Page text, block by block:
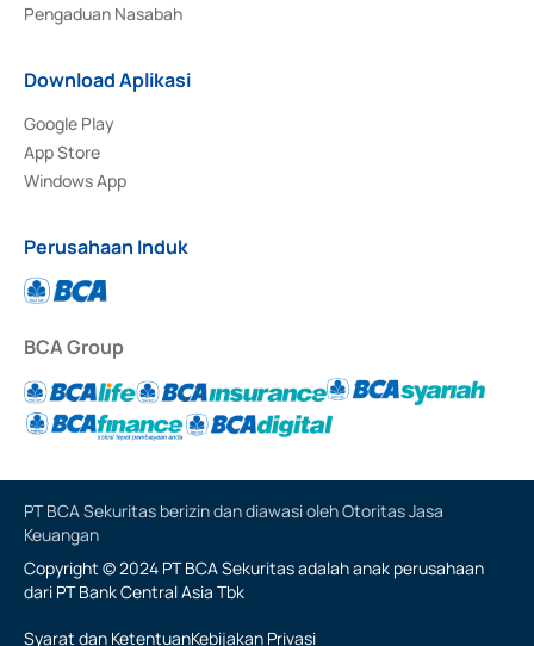
Pengaduan Nasabah
Download Aplikasi
Google Play
App Store
Windows App
Perusahaan Induk
BCA Group
PT BCA Sekuritas berizin dan diawasi oleh Otoritas Jasa
Keuangan
Copyright © 2024 PT BCA Sekuritas adalah anak perusahaan
dari PT Bank Central Asia Tbk
Syarat dan KetentuanKebijakan Privasi